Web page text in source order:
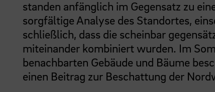
standen anfänglich im Gegensatz zu
sorgfältige Analyse des Standortes,
schließlich, dass die scheinbar
miteinander kombiniert wurden. Im
benachbarten Gebäude und Bäume
einen Beitrag zur Beschattung der